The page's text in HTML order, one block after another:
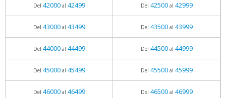
Del 42000al 42499 Del 42500al 42999
Del 43000al 43499 Del 43500al 43999
Del 44000al 44499 Del 44500al 44999
Del 45000al 45499 Del 45500al 45999
Del 46000al 46499 Del 46500al 46999